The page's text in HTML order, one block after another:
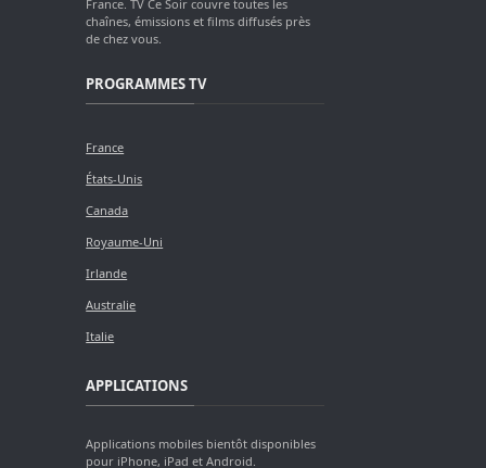
France. TV Ce Soir couvre toutes les
chaînes, émissions et films diffusés près
de chez vous.
PROGRAMMES TV
France
États-Unis
Canada
Royaume-Uni
Irlande
Australie
Italie
APPLICATIONS
Applications mobiles bientôt disponibles
pour iPhone, iPad et Android.